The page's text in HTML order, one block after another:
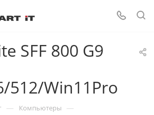
SFF 800 G9
512/Win11Pro
— Компьютеры —